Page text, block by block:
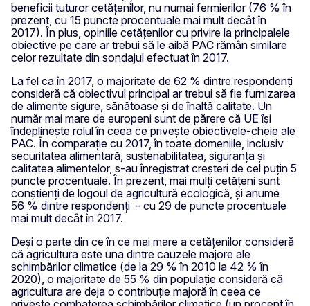
beneficii tuturor cetățenilor, nu numai fermierilor (76 % în
prezent, cu 15 puncte procentuale mai mult decât în
2017). În plus, opiniile cetățenilor cu privire la principalele
obiective pe care ar trebui să le aibă PAC rămân similare
celor rezultate din sondajul efectuat în 2017.
La fel ca în 2017, o majoritate de 62 % dintre respondenți
consideră că obiectivul principal ar trebui să fie furnizarea
de alimente sigure, sănătoase și de înaltă calitate. Un
număr mai mare de europeni sunt de părere că UE își
îndeplinește rolul în ceea ce privește obiectivele-cheie ale
PAC. În comparație cu 2017, în toate domeniile, inclusiv
securitatea alimentară, sustenabilitatea, siguranța și
calitatea alimentelor, s-au înregistrat creșteri de cel puțin 5
puncte procentuale. În prezent, mai mulți cetățeni sunt
conștienți de logoul de agricultură ecologică, și anume
56 % dintre respondenți - cu 29 de puncte procentuale
mai mult decât în 2017.
Deși o parte din ce în ce mai mare a cetățenilor consideră
că agricultura este una dintre cauzele majore ale
schimbărilor climatice (de la 29 % în 2010 la 42 % în
2020), o majoritate de 55 % din populație consideră că
agricultura are deja o contribuție majoră în ceea ce